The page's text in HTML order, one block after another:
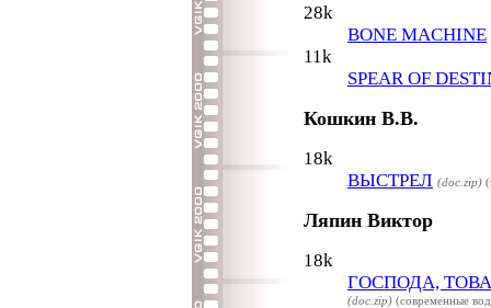
28k
BONE MACHINE
11k
SPEAR OF
Кошкин В.В.
18k
ВЫСТРЕЛ (doc.zip)
Ляпин Виктор
18k
ГОСПОДА,
(doc.zip) (современные